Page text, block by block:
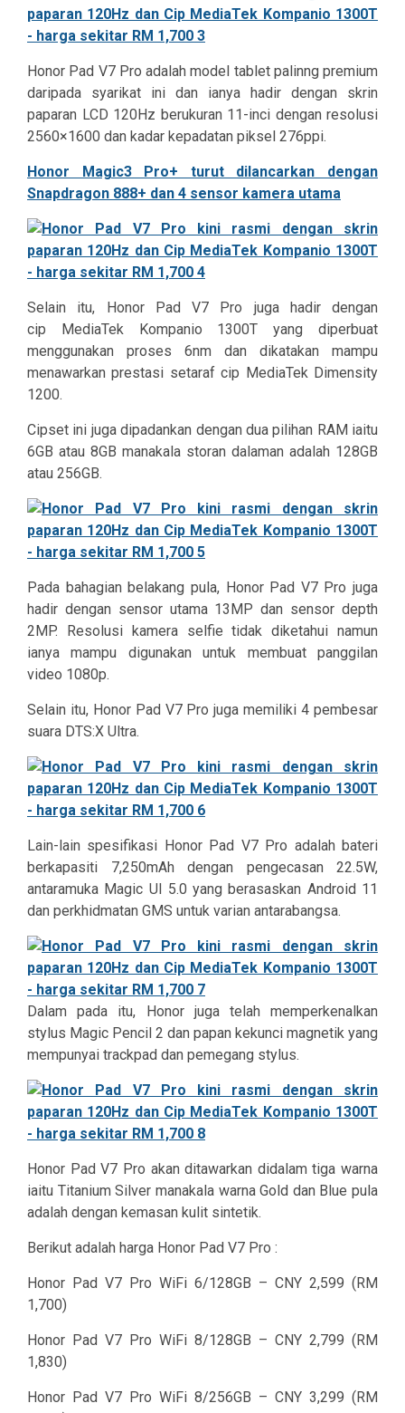
Honor Pad V7 Pro adalah model tablet palinng premium
daripada syarikat ini dan ianya hadir dengan skrin
paparan LCD 120Hz berukuran 11-inci dengan resolusi
2560×1600 dan kadar kepadatan piksel 276ppi.
Honor Magic3 Pro+ turut dilancarkan dengan
Snapdragon 888+ dan 4 sensor kamera utama
Selain itu, Honor Pad V7 Pro juga hadir dengan
cip MediaTek Kompanio 1300T yang diperbuat
menggunakan proses 6nm dan dikatakan mampu
menawarkan prestasi setaraf cip MediaTek Dimensity
1200.
Cipset ini juga dipadankan dengan dua pilihan RAM iaitu
6GB atau 8GB manakala storan dalaman adalah 128GB
atau 256GB.
Pada bahagian belakang pula, Honor Pad V7 Pro juga
hadir dengan sensor utama 13MP dan sensor depth
2MP. Resolusi kamera selfie tidak diketahui namun
ianya mampu digunakan untuk membuat panggilan
video 1080p.
Selain itu, Honor Pad V7 Pro juga memiliki 4 pembesar
suara DTS:X Ultra.
Lain-lain spesifikasi Honor Pad V7 Pro adalah bateri
berkapasiti 7,250mAh dengan pengecasan 22.5W,
antaramuka Magic UI 5.0 yang berasaskan Android 11
dan perkhidmatan GMS untuk varian antarabangsa.
Dalam pada itu, Honor juga telah memperkenalkan
stylus Magic Pencil 2 dan papan kekunci magnetik yang
mempunyai trackpad dan pemegang stylus.
Honor Pad V7 Pro akan ditawarkan didalam tiga warna
iaitu Titanium Silver manakala warna Gold dan Blue pula
adalah dengan kemasan kulit sintetik.
Berikut adalah harga Honor Pad V7 Pro :
Honor Pad V7 Pro WiFi 6/128GB – CNY 2,599 (RM
1,700)
Honor Pad V7 Pro WiFi 8/128GB – CNY 2,799 (RM
1,830)
Honor Pad V7 Pro WiFi 8/256GB – CNY 3,299 (RM